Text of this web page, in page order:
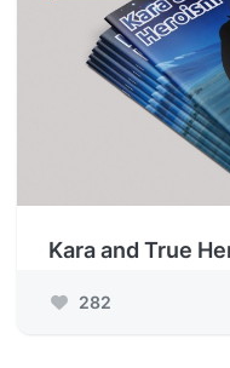
Kara and True
282